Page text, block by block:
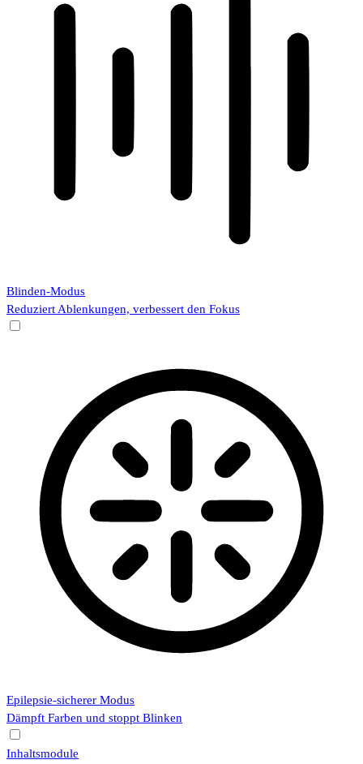
Blinden-Modus
Reduziert Ablenkungen, verbessert den Fokus
Epilepsie-sicherer Modus
Dämpft Farben und stoppt Blinken
Inhaltsmodule